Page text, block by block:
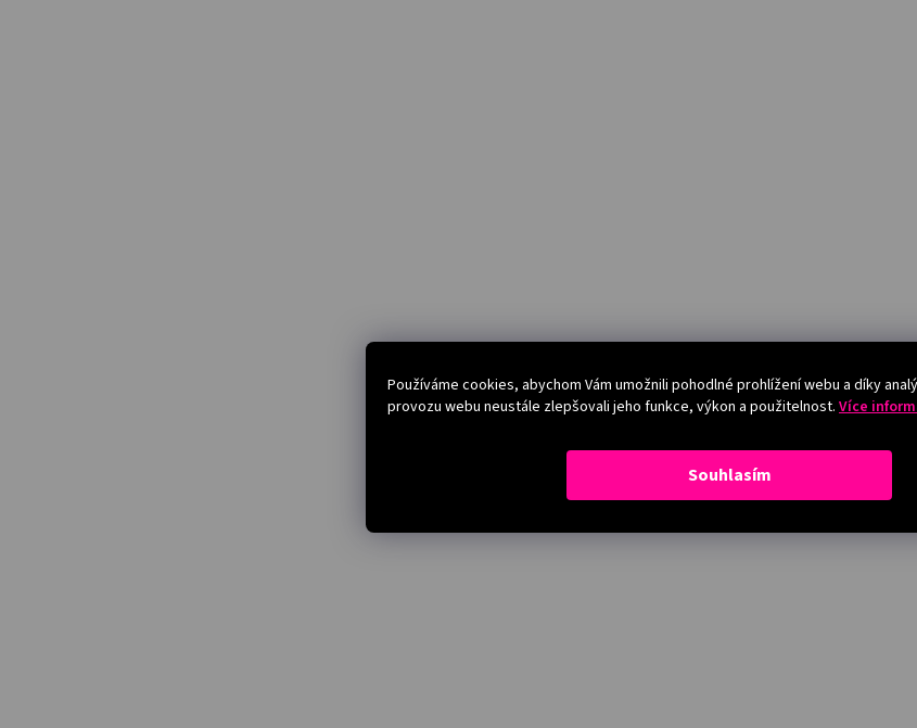
Používáme cookies, abychom Vám umožnili pohodlné prohlížení webu a díky
provozu webu neustále zlepšovali jeho funkce, výkon a použitelnost. Více
Souhlasím